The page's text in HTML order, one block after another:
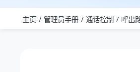
主页 管理员手册 通话控制 呼出